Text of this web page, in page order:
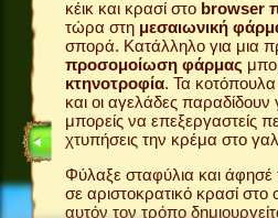
όλα
κέικ και κρασί στο browser
τώρα στη μεσαιωνική
σπορά. Κατάλληλο για μια
προσομοίωση φάρμας
κτηνοτροφία. Τα
και οι αγελάδες παραδίδουν
μπορείς να επεξεργαστείς
χτυπήσεις την κρέμα στο
Φύλαξε σταφύλια και
σε αριστοκρατικό κρασί στο
αυτόν τον τρόπο